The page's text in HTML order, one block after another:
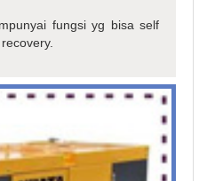
fungsi yg bisa self